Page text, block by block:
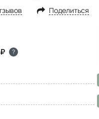
Поделиться
?